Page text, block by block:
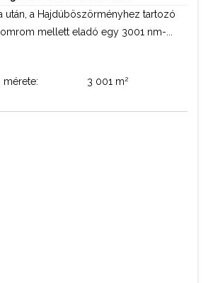
után, a Hajdúböszörményhez tartozó
mellett eladó egy 3001 nm-...
mérete: 3 001 m2
Kapcsolattartó:
70 884 49 44